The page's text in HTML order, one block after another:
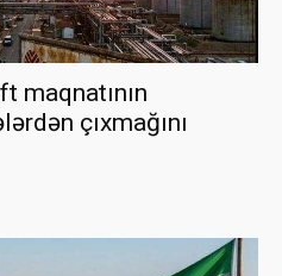
maqnatının
çıxmağını